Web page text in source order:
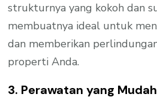
strukturnya yang kokoh dan
membuatnya ideal untuk
dan memberikan
properti Anda.
3. Perawatan yang Mudah